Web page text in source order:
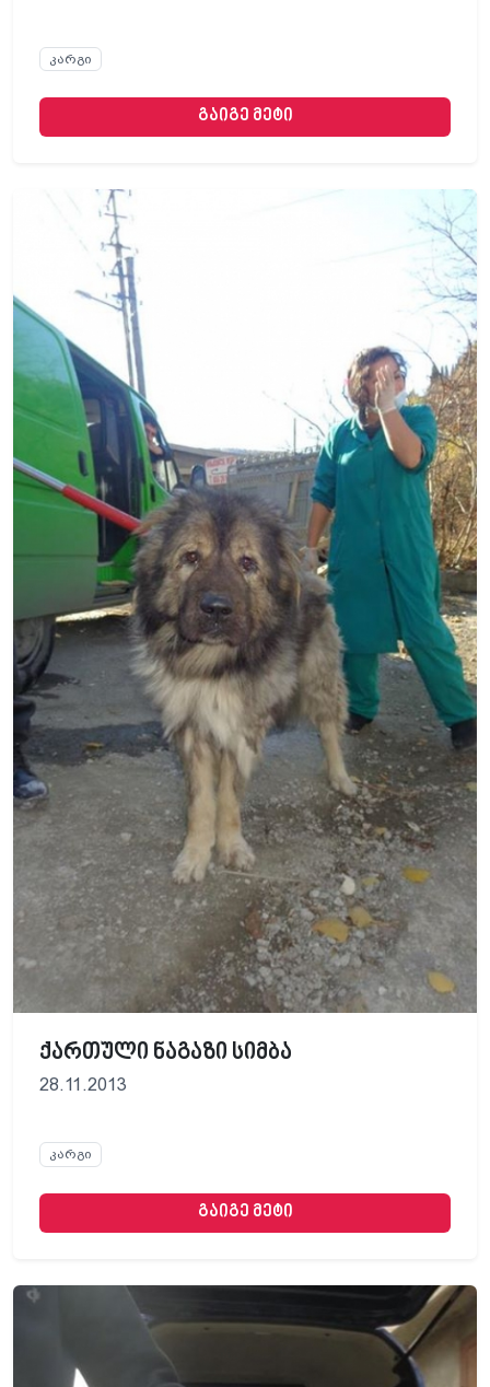
კარგი
გაიგე მეტი
ქართული ნაგაზი სიმბა
28.11.2013
კარგი
გაიგე მეტი